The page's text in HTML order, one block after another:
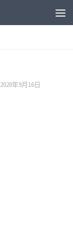
2020年9月16日